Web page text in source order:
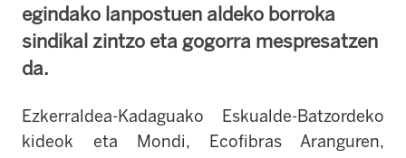
egindako lanpostuen aldeko borroka
sindikal zintzo eta gogorra mespresatzen
da.
Ezkerraldea-Kadaguako Eskualde-Batzordeko
kideok eta Mondi, Ecofibras Aranguren,